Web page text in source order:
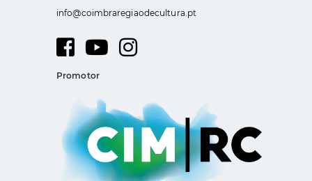
info@coimbraregiaodecultura.pt
Promotor